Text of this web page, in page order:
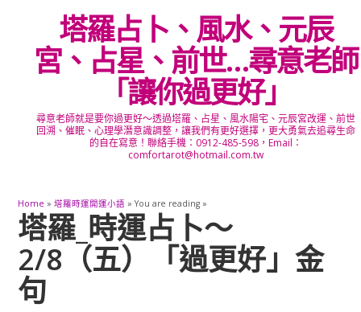
塔羅占卜、風水、元辰
宮、占星、前世…尋意老師
「讓你過更好」
尋意老師就是要你過更好～透過塔羅、占星、風水陽宅、元辰宮改運、前世
回溯、催眠、心理學潛意識調整，讓我們有更好選擇，更大勇氣去追尋生命
的自在寫意！聯絡手機：0912-485-598，Email：
comfortarot@hotmail.com.tw
Home » 塔羅時運開運小語 » You are reading »
塔羅_時運占卜～
2/8（五）「過更好」金
句